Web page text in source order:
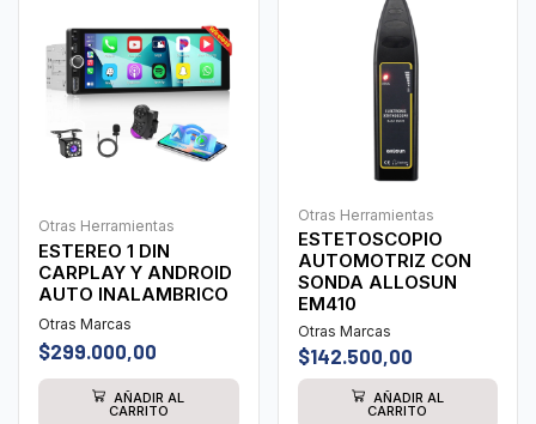
Otras Herramientas
ESTEREO 1 DIN
CARPLAY Y ANDROID
AUTO INALAMBRICO
Otras Marcas
$299.000,00
AÑADIR AL
CARRITO
Otras Herramientas
ESTETOSCOPIO
AUTOMOTRIZ CON
SONDA ALLOSUN
EM410
Otras Marcas
$142.500,00
AÑADIR AL
CARRITO